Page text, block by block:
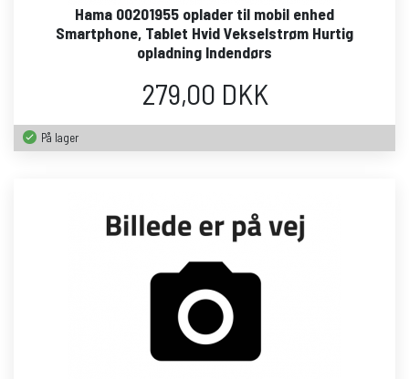
Hama 00201955 oplader til mobil enhed
Smartphone, Tablet Hvid Vekselstrøm Hurtig
opladning Indendørs
279,00 DKK
På lager